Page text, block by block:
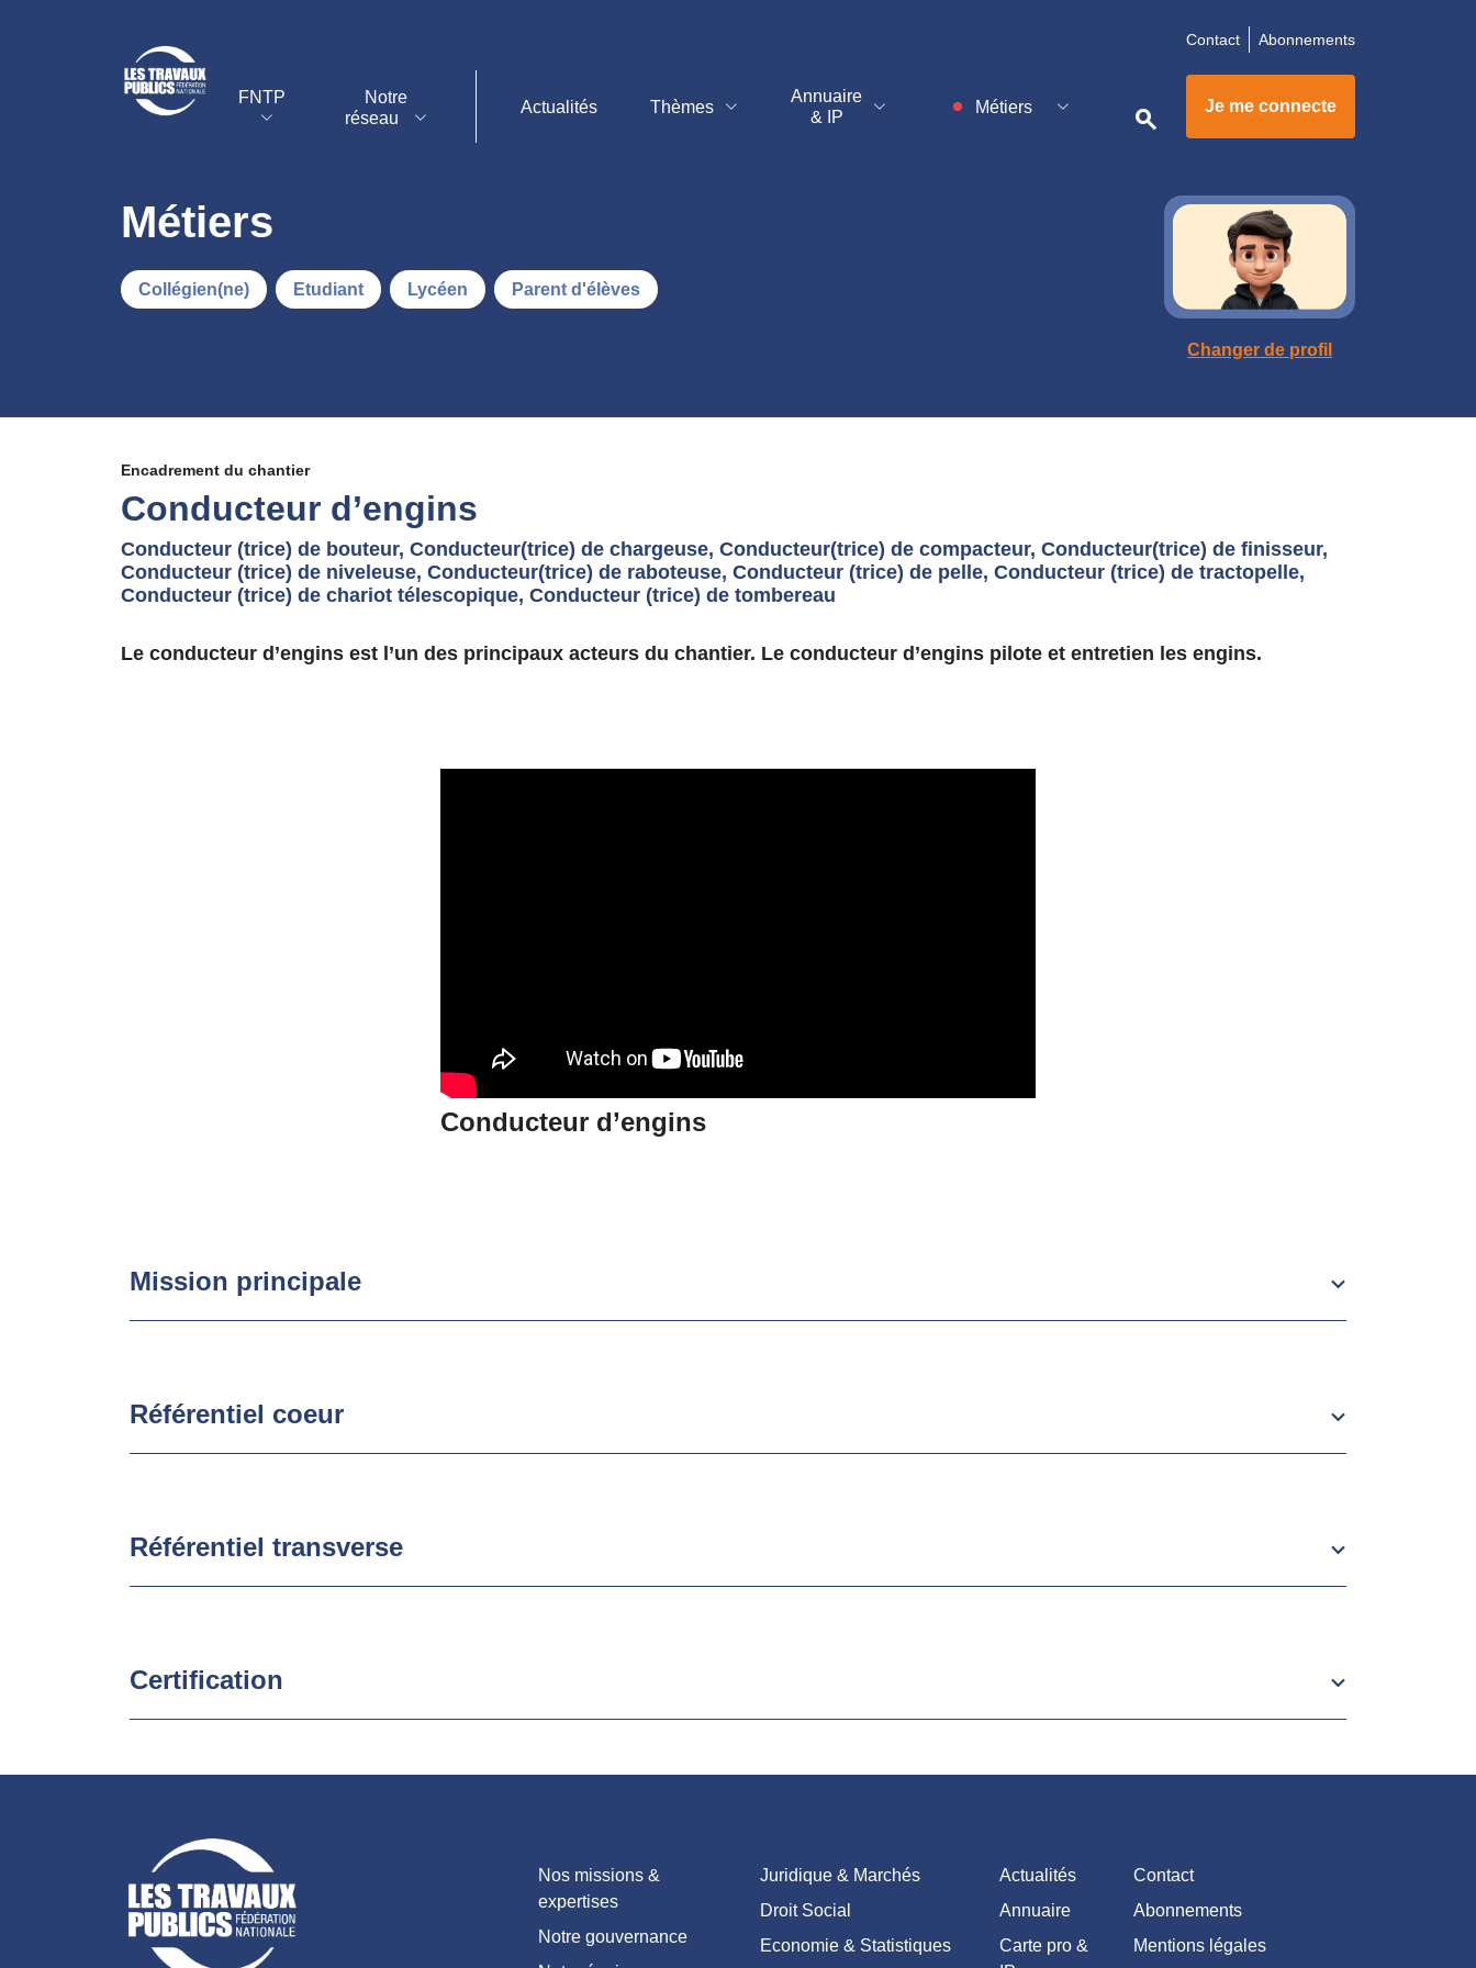
Contact Abonnements
FNTP
Notre
réseau
Actualités Thèmes
Annuaire
& IP
Métiers search Je me connecte
Métiers
Collégien(ne) Etudiant Lycéen Parent d'élèves
Changer de profil
Encadrement du chantier
Conducteur d’engins
Conducteur (trice) de bouteur, Conducteur(trice) de chargeuse, Conducteur(trice) de compacteur, Conducteur(trice) de finisseur,
Conducteur (trice) de niveleuse, Conducteur(trice) de raboteuse, Conducteur (trice) de pelle, Conducteur (trice) de tractopelle,
Conducteur (trice) de chariot télescopique, Conducteur (trice) de tombereau
Le conducteur d’engins est l’un des principaux acteurs du chantier. Le conducteur d’engins pilote et entretien les engins.
Conducteur d’engins
Mission principale
Référentiel coeur
Référentiel transverse
Certification
Nos missions &
expertises
Notre gouvernance
Juridique & Marchés
Droit Social
Economie & Statistiques
Actualités
Annuaire
Carte pro &
Contact
Abonnements
Mentions légales